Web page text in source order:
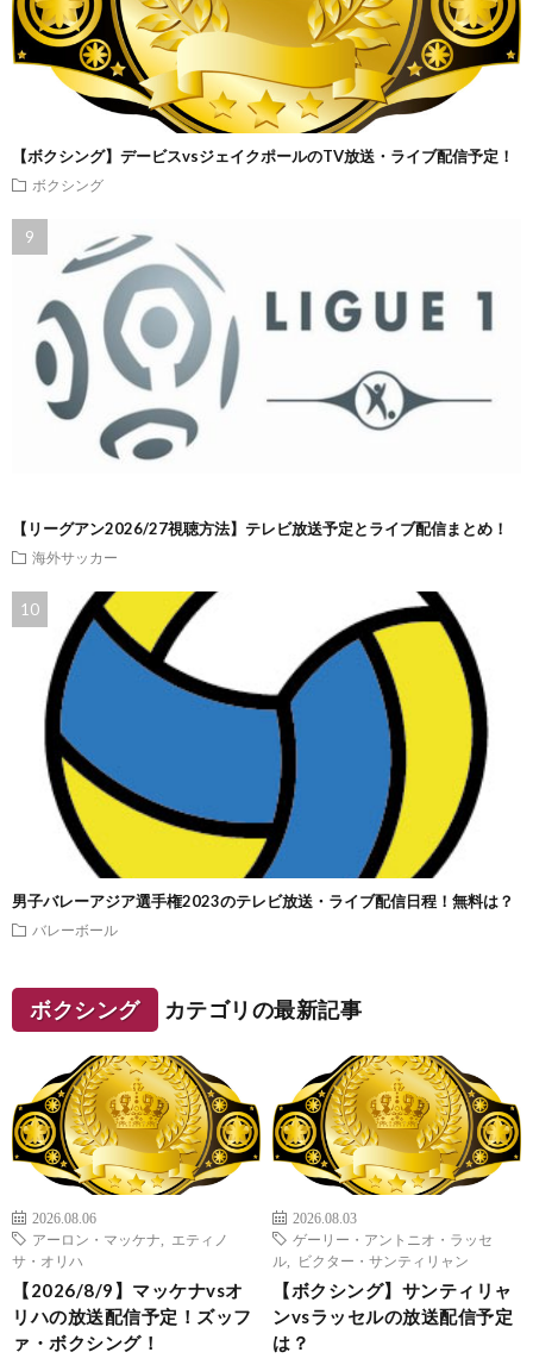
【ボクシング】デービスvsジェイクポールのTV放送・ライブ配信予定！
ボクシング
【リーグアン2026/27視聴方法】テレビ放送予定とライブ配信まとめ！
海外サッカー
男子バレーアジア選手権2023のテレビ放送・ライブ配信日程！無料は？
バレーボール
ボクシング カテゴリの最新記事
2026.08.06
アーロン・マッケナ
エティノ
サ・オリハ
【2026/8/9】マッケナvsオ
リハの放送配信予定！ズッフ
ァ・ボクシング！
2026.08.03
ゲーリー・アントニオ・ラッセ
ル
ビクター・サンティリャン
【ボクシング】サンティリャ
ンvsラッセルの放送配信予定
は？